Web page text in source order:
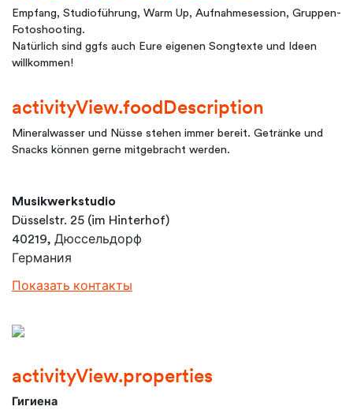
Empfang, Studioführung, Warm Up, Aufnahmesession, Gruppen-
Fotoshooting.
Natürlich sind ggfs auch Eure eigenen Songtexte und Ideen
willkommen!
activityView.foodDescription
Mineralwasser und Nüsse stehen immer bereit. Getränke und
Snacks können gerne mitgebracht werden.
Musikwerkstudio
Düsselstr. 25 (im Hinterhof)
40219, Дюссельдорф
Германия
Показать контакты
activityView.properties
Гигиена